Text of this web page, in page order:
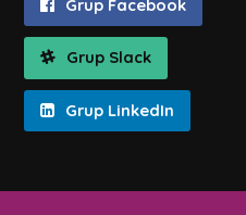
Grup Facebook
Grup Slack
Grup LinkedIn